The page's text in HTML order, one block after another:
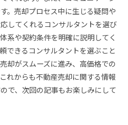
。売却プロセス中に生じる疑問や
してくれるコンサルタントを選び
系や契約条件を明確に説明してく
できるコンサルタントを選ぶこと
却がスムーズに進み、高価格での
れからも不動産売却に関する情報
で、次回の記事もお楽しみにして